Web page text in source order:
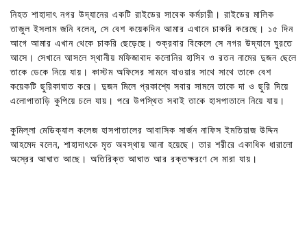
নিহত শাহাদাৎ নগর উদ্যানের একটি রাইডের সাবেক কর্মচারী। রাইডের মালিক
তাজুল ইসলাম জনি বলেন, সে বেশ কয়েকদিন আমার এখানে চাকরি করেছে। ১৫ দিন
আগে আমার এখান থেকে চাকরি ছেড়েছে। শুক্রবার বিকেলে সে নগর উদ্যানে ঘুরতে
আসে। সেখানে আসলে স্থানীয় মফিজাবাদ কলোনির হাসিব ও রতন নামের দুজন ছেলে
তাকে ডেকে নিয়ে যায়। কাস্টম অফিসের সামনে যাওয়ার সাথে সাথে তাকে বেশ
কয়েকটি ছুরিকাঘাত করে। দুজন মিলে প্রকাশ্যে সবার সামনে তাকে দা ও ছুরি দিয়ে
এলোপাতাড়ি কুপিয়ে চলে যায়। পরে উপস্থিত সবাই তাকে হাসপাতালে নিয়ে যায়।
কুমিল্লা মেডিক্যাল কলেজ হাসপাতালের আবাসিক সার্জন নাফিস ইমতিয়াজ উদ্দিন
আহমেদ বলেন, শাহাদাৎকে মৃত অবস্থায় আনা হয়েছে। তার শরীরে একাধিক ধারালো
অস্রের আঘাত আছে। অতিরিক্ত আঘাত আর রক্তক্ষরণে সে মারা যায়।